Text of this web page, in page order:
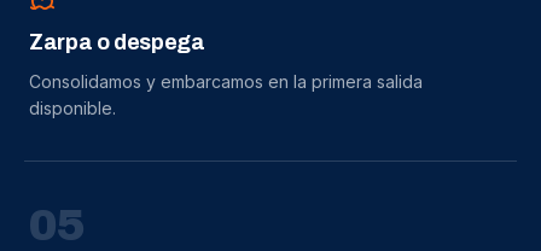
Zarpa o despega
Consolidamos y embarcamos en la primera salida
disponible.
05